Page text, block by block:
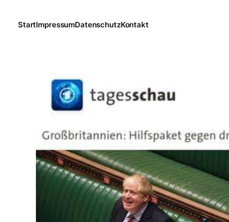
StartImpressumDatenschutzKontakt